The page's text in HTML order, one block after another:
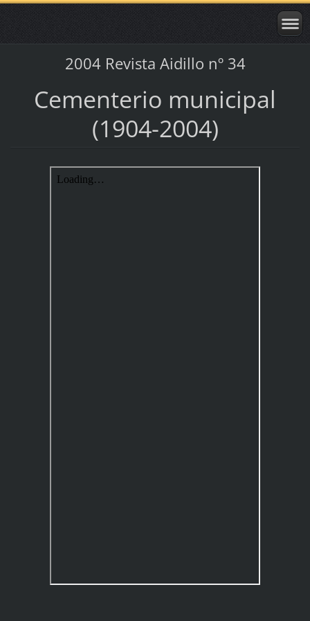
2004 Revista Aidillo nº 34
Cementerio municipal
(1904-2004)